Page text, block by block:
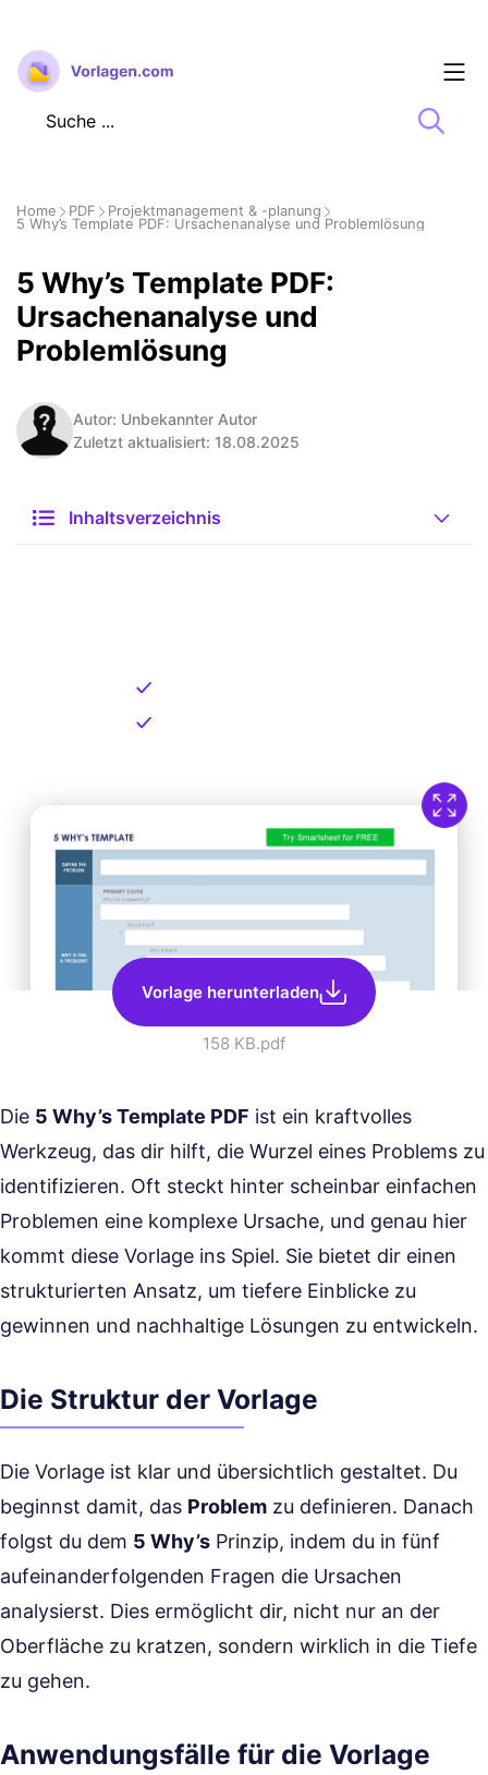
Zum
Inhalt
springen
Home PDF
Projektmanagement & -planung
5 Why’s Template PDF: Ursachenanalyse und Problemlösung
5 Why’s Template PDF:
Ursachenanalyse und
Problemlösung
Autor: Unbekannter Autor
Zuletzt aktualisiert: 18.08.2025
Inhaltsverzeichnis
Vorlage herunterladen
158 KB.pdf
Die 5 Why’s Template PDF ist ein kraftvolles
Werkzeug, das dir hilft, die Wurzel eines Problems zu
identifizieren. Oft steckt hinter scheinbar einfachen
Problemen eine komplexe Ursache, und genau hier
kommt diese Vorlage ins Spiel. Sie bietet dir einen
strukturierten Ansatz, um tiefere Einblicke zu
gewinnen und nachhaltige Lösungen zu entwickeln.
Die Struktur der Vorlage
Die Vorlage ist klar und übersichtlich gestaltet. Du
beginnst damit, das Problem zu definieren. Danach
folgst du dem 5 Why’s Prinzip, indem du in fünf
aufeinanderfolgenden Fragen die Ursachen
analysierst. Dies ermöglicht dir, nicht nur an der
Oberfläche zu kratzen, sondern wirklich in die Tiefe
zu gehen.
Anwendungsfälle für die Vorlage